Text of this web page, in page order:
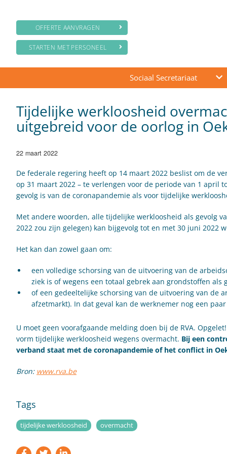
OFFERTE AANVRAGEN
STARTEN MET PERSONEEL
Sociaal Secretariaat
Tijdelijke werkloosheid
uitgebreid voor de oorlog in
22 maart 2022
De federale regering heeft op 14 maart 2022 beslist om de
op 31 maart 2022 – te verlengen voor de periode van 1
gevolg is van de coronapandemie als voor tijdelijke
Met andere woorden, alle tijdelijke werkloosheid als gevolg
2022 zou zijn gelegen) kan bijgevolg tot en met 30 juni 2022
Het kan dan zowel gaan om:
een volledige schorsing van de uitvoering van de
ziek is of wegens een totaal gebrek aan grondstoffen als
of een gedeeltelijke schorsing van de uitvoering van de
afzetmarkt). In dat geval kan de werknemer nog een
U moet geen voorafgaande melding doen bij de RVA.
vorm tijdelijke werkloosheid wegens overmacht. Bij een
verband staat met de coronapandemie of het conflict in
Bron: www.rva.be
Tags
tijdelijke werkloosheid overmacht